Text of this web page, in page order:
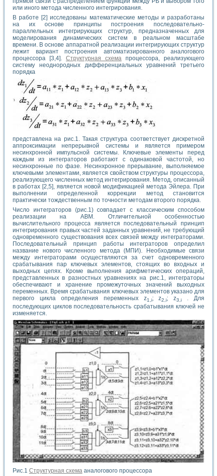
или иного метода численного интегрирования.
В работе [2] исследованы математические методы и разработаны
на их основе принципы построения последовательно-
параллельных интегрирующих структур, предназначенных для
моделирования динамических систем в реальном масштабе
времени. В основе аппаратной реализации интегрирующих структур
лежит вариант построения автоматизированного аналогового
процессора [3,4]. Структурная схема процессора, реализующего
систему неоднородных дифференциальных уравнений третьего
порядка
представлена на рис.1. Такая структура соответствует дискретной
аппроксимации непрерывной системы и является примером
несинхронной импульсной системы. Ключевые элементы перед
каждым из интеграторов работают с одинаковой частотой, но
несинхронные по фазе. Несинхронное прерывание, выполняемое
ключевыми элементами, является свойством структуры процессора,
реализующего численных метод интегрирования. Метод, описанный
в работах [2,5], является новой модификацией метода Эйлера. При
выполнении определенной коррекции метод становится
практически тождественным по точности методам второго порядка.
Число интеграторов (рис.1) совпадает с классическим способом
реализации на АВМ. Отличительной особенностью
вычислительного процесса является последовательный принцип
интегрирования правых частей заданных уравнений, не требующий
одновременного существования всех связей между интеграторами.
Последовательный принцип работы интеграторов определил
название нового численного метода (МПИ). Необходимые связи
между интеграторами осуществляются за счет одновременного
срабатывания пар ключевых элементов, стоящих во входных и
выходных цепях. Кроме выполнения арифметических операций,
представленных в разностных уравнениях на рис.1, интеграторы
обеспечивают и хранение промежуточных значений выходных
переменных. Время срабатывания ключевых элементов указано для
первого цикла определения переменных z1,i; z2,i; z3,i
. Для
последующих циклов последовательность срабатывания ключей не
изменяется.
Рис.1 Структурная схема аналогового процессора